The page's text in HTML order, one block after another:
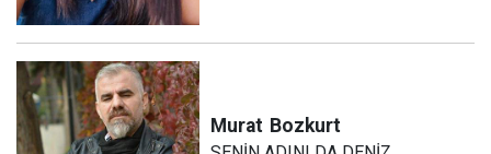
Murat Bozkurt